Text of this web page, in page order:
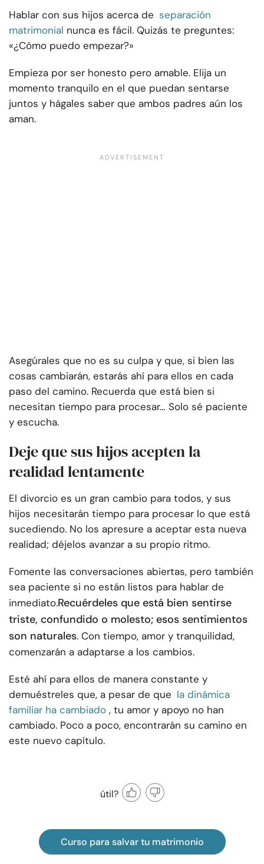
Hablar con sus hijos acerca de separación
matrimonial nunca es fácil. Quizás te preguntes:
«¿Cómo puedo empezar?»
Empieza por ser honesto pero amable. Elija un
momento tranquilo en el que puedan sentarse
juntos y hágales saber que ambos padres aún los
aman.
Asegúrales que no es su culpa y que, si bien las
cosas cambiarán, estarás ahí para ellos en cada
paso del camino. Recuerda que está bien si
necesitan tiempo para procesar… Solo sé paciente
y escucha.
Deje que sus hijos acepten la
realidad lentamente
El divorcio es un gran cambio para todos, y sus
hijos necesitarán tiempo para procesar lo que está
sucediendo. No los apresure a aceptar esta nueva
realidad; déjelos avanzar a su propio ritmo.
Fomente las conversaciones abiertas, pero también
sea paciente si no están listos para hablar de
inmediato.Recuérdeles que está bien sentirse
triste, confundido o molesto; esos sentimientos
son naturales. Con tiempo, amor y tranquilidad,
comenzarán a adaptarse a los cambios.
Esté ahí para ellos de manera constante y
demuéstreles que, a pesar de que la dinámica
familiar ha cambiado , tu amor y apoyo no han
cambiado. Poco a poco, encontrarán su camino en
este nuevo capítulo.
útil?
Curso para salvar tu matrimonio